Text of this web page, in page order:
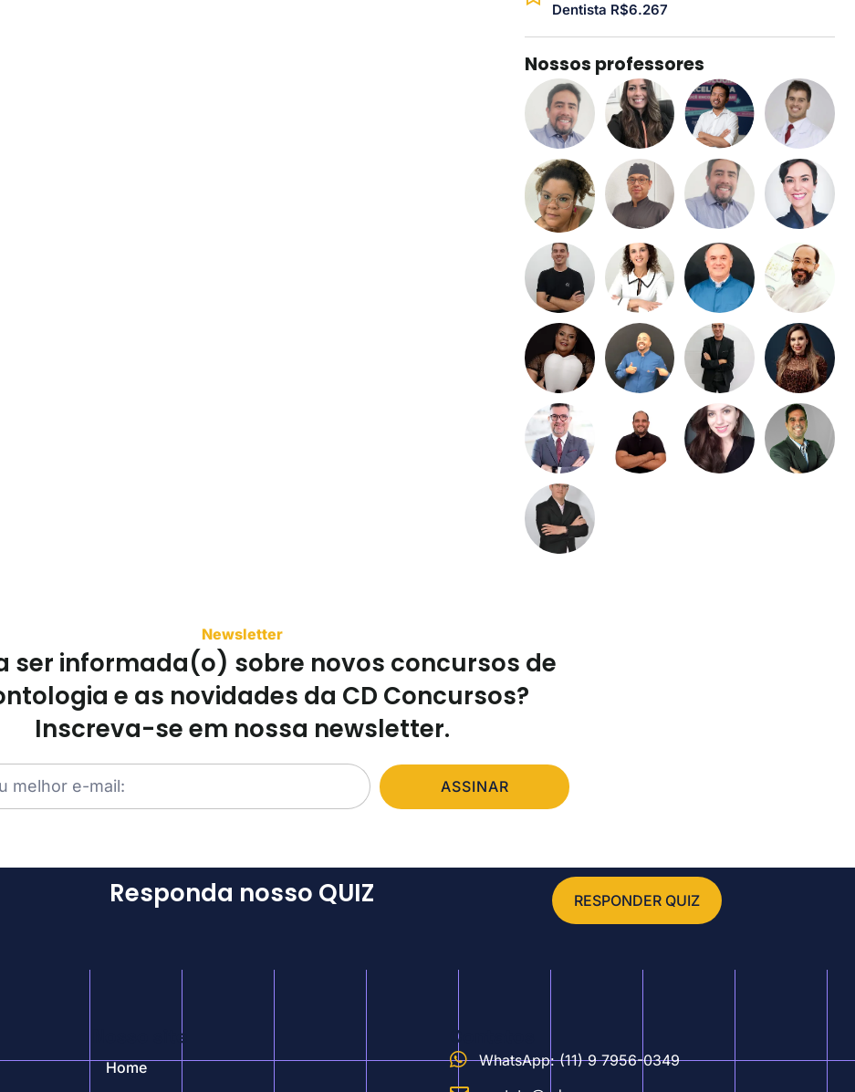
Dentista R$6.267
Nossos professores​
Newsletter
ser informada(o) sobre novos concursos de
e as novidades da CD Concursos?
Inscreva-se em nossa newsletter.
ASSINAR
Responda nosso QUIZ RESPONDER QUIZ
Nosso site
Home
Contatos
WhatsApp: (11) 9 7956-0349